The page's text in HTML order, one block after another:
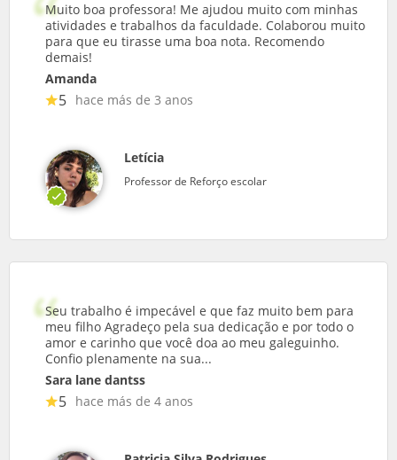
Muito boa professora! Me ajudou muito com minhas
atividades e trabalhos da faculdade. Colaborou muito
para que eu tirasse uma boa nota. Recomendo
demais!
Amanda
5 hace más de 3 anos
Letícia
Professor de Reforço escolar
Seu trabalho é impecável e que faz muito bem para
meu filho Agradeço pela sua dedicação e por todo o
amor e carinho que você doa ao meu galeguinho.
Confio plenamente na sua...
Sara lane dantss
5 hace más de 4 anos